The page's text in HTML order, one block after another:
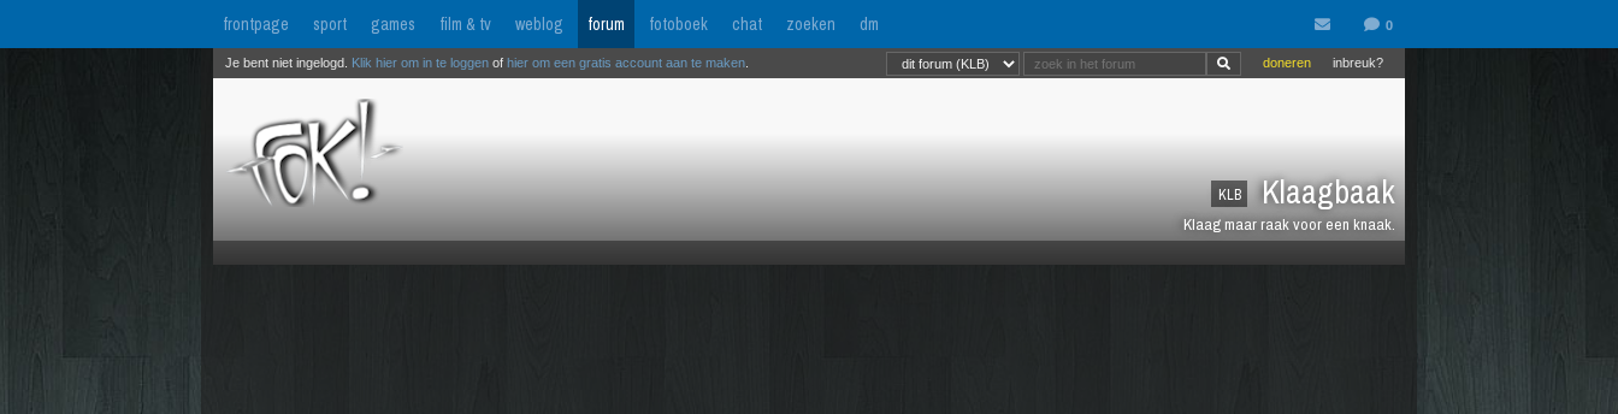
frontpage sport games film & tv weblog forum fotoboek chat zoeken dm
KLB Klaagbaak
Klaag maar raak voor een knaak.
inbreuk?
doneren
Je bent niet ingelogd. Klik hier om in te loggen of hier om een gratis account aan te maken